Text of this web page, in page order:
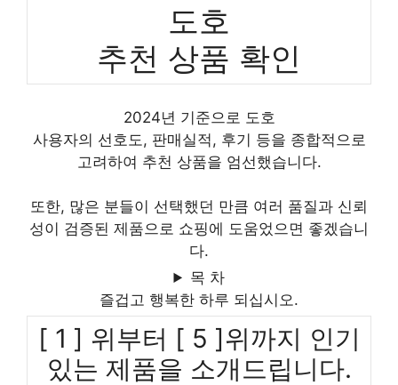
도호
추천 상품 확인
2024년 기준으로 도호
사용자의 선호도, 판매실적, 후기 등을 종합적으로
고려하여 추천 상품을 엄선했습니다.
또한, 많은 분들이 선택했던 만큼 여러 품질과 신뢰
성이 검증된 제품으로 쇼핑에 도움었으면 좋겠습니
다.
목 차
즐겁고 행복한 하루 되십시오.
[ 1 ] 위부터 [ 5 ]위까지 인기
있는 제품을 소개드립니다.